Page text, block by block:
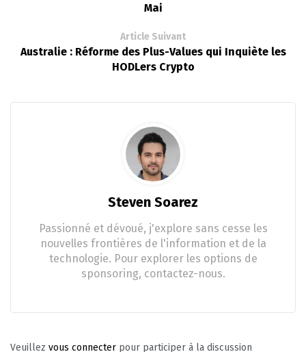
Mai
Article Suivant
Australie : Réforme des Plus-Values qui Inquiète les
HODLers Crypto
Steven Soarez
Passionné et dévoué, j'explore sans cesse les
nouvelles frontières de l'information et de la
technologie. Pour explorer les options de
sponsoring, contactez-nous.
Veuillez vous connecter pour participer à la discussion